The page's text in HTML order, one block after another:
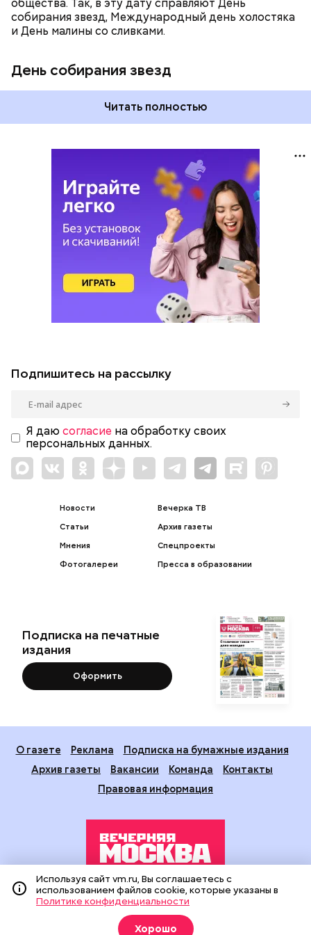
общества. Так, в эту дату справляют День
собирания звезд, Международный день холостяка
и День малины со сливками.
День собирания звезд
Читать полностью
Подпишитесь на рассылку
Я даю согласие на обработку своих
персональных данных.
Новости
Статьи
Мнения
Фотогалереи
Вечерка ТВ
Архив газеты
Спецпроекты
Пресса в образовании
Подписка на печатные
издания
Оформить
О газете Реклама
Подписка на бумажные издания
Архив газеты
Вакансии Команда
Контакты
Правовая информация
Издание создано при финансовой поддержке Департамента
средств массовой информации и рекламы города Москвы.
На сайте применяются рекомендательные технологии
(информационные технологии предоставления информации
Используя сайт vm.ru, Вы соглашаетесь с
использованием файлов cookie, которые указаны в
Политике конфиденциальности
Хорошо